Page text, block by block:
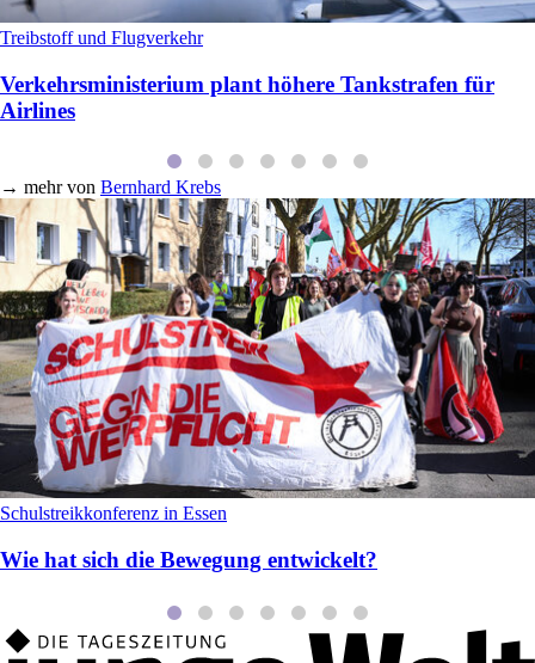
Treibstoff und Flugverkehr
Verkehrsministerium plant höhere Tankstrafen für
Airlines
→ mehr von Bernhard Krebs
Schulstreikkonferenz in Essen
Wie hat sich die Bewegung entwickelt?